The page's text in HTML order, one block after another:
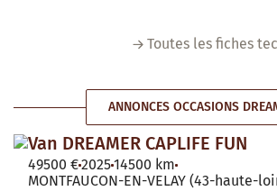
Toutes les fiches
ANNONCES OCCASIONS
Van DREAMER CAPLIFE FUN
49500 €202514500 km
MONTFAUCON-EN-VELAY (43-haute-